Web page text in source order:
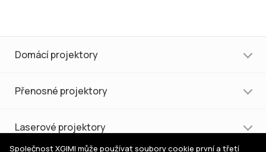
Domácí projektory
Přenosné projektory
Laserové projektory
Společnost XGIMI může používat soubory cookie první a třetí